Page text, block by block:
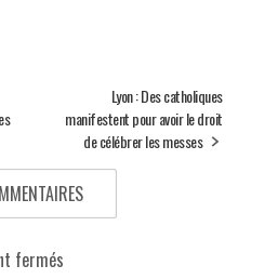
Lyon : Des catholiques
manifestent pour avoir le droit
de célébrer les messes
fermés